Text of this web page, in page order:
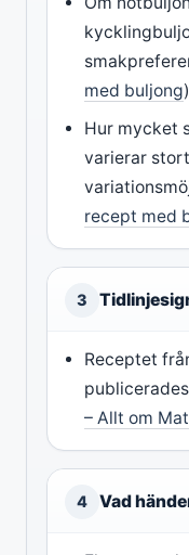
med buljong)
Hur mycket
varierar
recept med
3
Receptet
– Allt om
4 Vad